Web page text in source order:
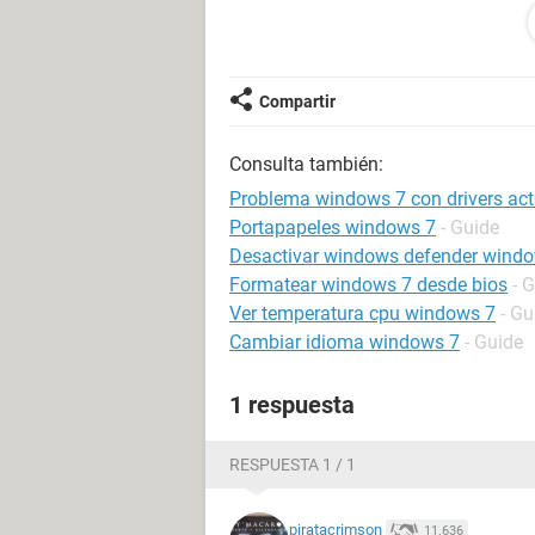
pensando que se instalaron mal ,
funciona el aero normal , funciona
pero dichos driver no me funcionan
alguna solucion?
Compartir
Consulta también:
Problema windows 7 con drivers
Portapapeles windows 7 - Guide
Desactivar windows defender
Formatear windows 7 desde bios -
Ver temperatura cpu windows 7 -
Cambiar idioma windows 7 - Guide
1 respuesta
RESPUESTA 1 / 1
piratacrimson 11.636